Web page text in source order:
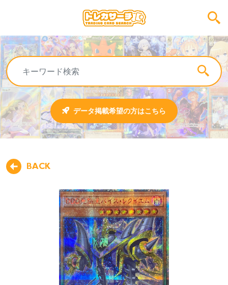
データ掲載希望の方はこちら
BACK